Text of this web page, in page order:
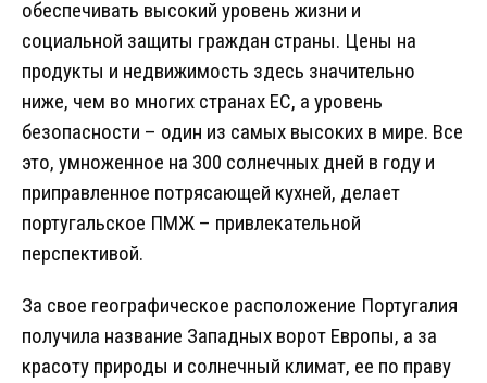
обеспечивать высокий уровень жизни и
социальной защиты граждан страны. Цены на
продукты и недвижимость здесь значительно
ниже, чем во многих странах ЕС, а уровень
безопасности – один из самых высоких в мире. Все
это, умноженное на 300 солнечных дней в году и
приправленное потрясающей кухней, делает
португальское ПМЖ – привлекательной
перспективой.
За свое географическое расположение Португалия
получила название Западных ворот Европы, а за
красоту природы и солнечный климат, ее по праву